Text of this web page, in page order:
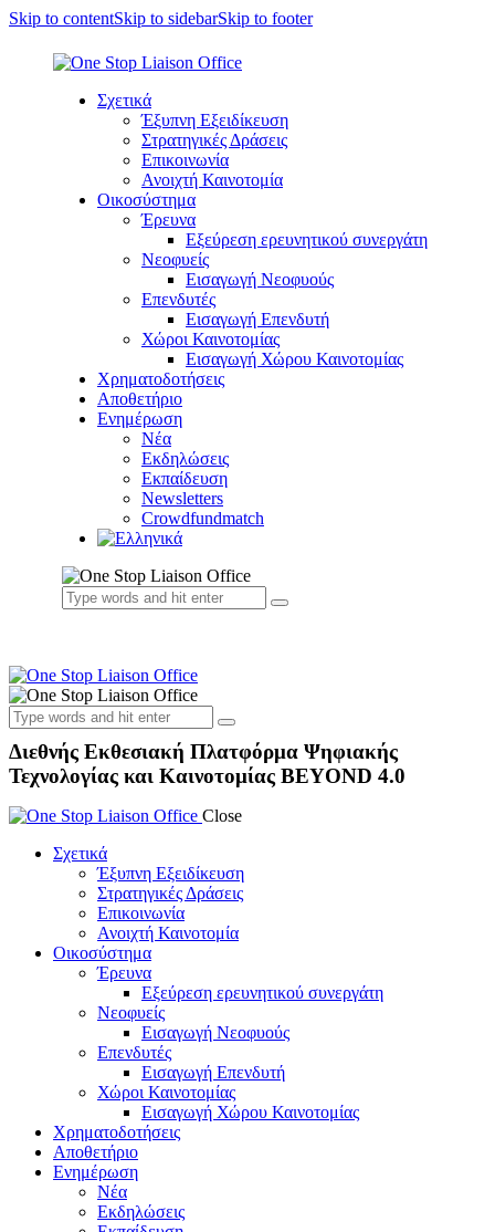
Skip to contentSkip to sidebarSkip to footer
Σχετικά
Έξυπνη Εξειδίκευση
Στρατηγικές Δράσεις
Επικοινωνία
Ανοιχτή Καινοτομία
Οικοσύστημα
Έρευνα
Εξεύρεση ερευνητικού συνεργάτη
Νεοφυείς
Εισαγωγή Νεοφυούς
Επενδυτές
Εισαγωγή Επενδυτή
Χώροι Καινοτομίας
Εισαγωγή Χώρου Καινοτομίας
Χρηματοδοτήσεις
Αποθετήριο
Ενημέρωση
Νέα
Εκδηλώσεις
Εκπαίδευση
Newsletters
Crowdfundmatch
Διεθνής Εκθεσιακή Πλατφόρμα Ψηφιακής
Τεχνολογίας και Καινοτομίας BEYOND 4.0
Close
Σχετικά
Έξυπνη Εξειδίκευση
Στρατηγικές Δράσεις
Επικοινωνία
Ανοιχτή Καινοτομία
Οικοσύστημα
Έρευνα
Εξεύρεση ερευνητικού συνεργάτη
Νεοφυείς
Εισαγωγή Νεοφυούς
Επενδυτές
Εισαγωγή Επενδυτή
Χώροι Καινοτομίας
Εισαγωγή Χώρου Καινοτομίας
Χρηματοδοτήσεις
Αποθετήριο
Ενημέρωση
Νέα
Εκδηλώσεις